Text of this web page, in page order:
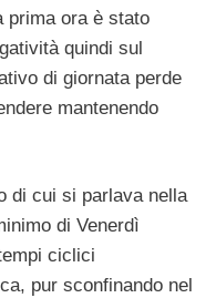
prima ora è stato
quindi sul
di giornata perde
mantenendo
di cui si parlava nella
di Venerdì
ciclici
pur sconfinando nel